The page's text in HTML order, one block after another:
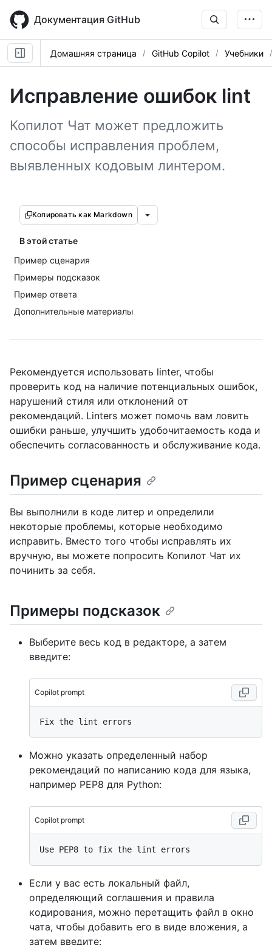
main
content
Документация GitHub
Домашняя страница GitHub Copilot Учебники
Исправление ошибок lint
Копилот Чат может предложить
способы исправления проблем,
выявленных кодовым линтером.
Копировать как Markdown
В этой статье
Пример сценария
Примеры подсказок
Пример ответа
Дополнительные материалы
Рекомендуется использовать linter, чтобы
проверить код на наличие потенциальных ошибок,
нарушений стиля или отклонений от
рекомендаций. Linters может помочь вам ловить
ошибки раньше, улучшить удобочитаемость кода и
обеспечить согласованность и обслуживание кода.
Пример сценария
Вы выполнили в коде литер и определили
некоторые проблемы, которые необходимо
исправить. Вместо того чтобы исправлять их
вручную, вы можете попросить Копилот Чат их
починить за себя.
Примеры подсказок
Выберите весь код в редакторе, а затем
введите:
Copilot prompt
Можно указать определенный набор
рекомендаций по написанию кода для языка,
например PEP8 для Python:
Copilot prompt
Если у вас есть локальный файл,
определяющий соглашения и правила
кодирования, можно перетащить файл в окно
чата, чтобы добавить его в виде вложения, а
затем введите: